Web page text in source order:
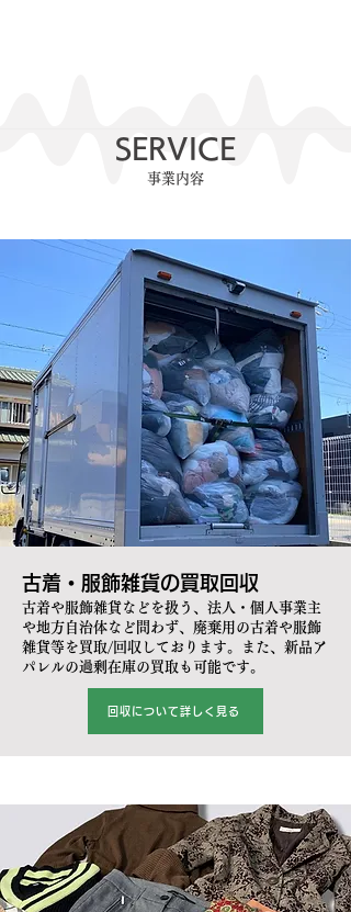
​SERVICE
​事業内容
古着・服飾雑貨の買取回収
古着や服飾雑貨などを扱う、法人・個人事業主
や地方自治体など問わず、廃棄用の古着や服飾
雑貨等を買取/回収しております。また、新品ア
パレルの過剰在庫の買取も可能です。
回収について詳しく見る